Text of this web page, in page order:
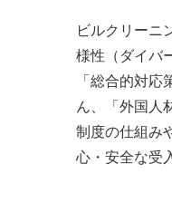
ビルクリーニ
様性（ダイバ
「総合的対
ん、「外国人
制度の仕組み
心・安全な受